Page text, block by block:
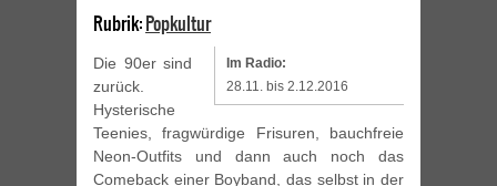
Rubrik:Popkultur
Im Radio:
28.11. bis 2.12.2016
Die 90er sind
zurück.
Hysterische
Teenies, fragwürdige Frisuren, bauchfreie
Neon-Outfits und dann auch noch das
Comeback einer Boyband, das selbst in der